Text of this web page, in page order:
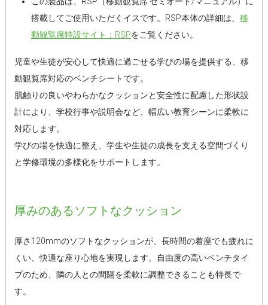
搭載してご使用いただくイスです。RSP本体の詳細は、 移
動観覧席特設サイト：RSPをご覧ください。
児童や生徒が安心して快適に過ごせる学びの場を提供する、移
動観覧席対応のベンチシートです。
肌触りの良いやわらかなクッションと安全性に配慮した形状設
計により、学校行事や説明会など、幅広い教育シーンに柔軟に
対応します。
学びの場を快適に整え、学生や生徒の成長を支える空間づくり
と学修環境の多様化をサポートします。
厚みのあるソフトなクッション
厚さ120mmのソフトなクッションが、長時間の着座でも疲れに
くい、快適な座り心地を実現します。自由度の高いベンチタイ
プのため、隣の人との間隔を柔軟に調整できることも特長で
す。